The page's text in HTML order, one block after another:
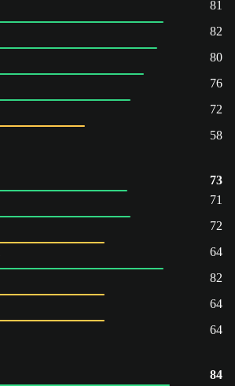
81
82
80
76
72
58
73
71
72
64
82
64
64
84